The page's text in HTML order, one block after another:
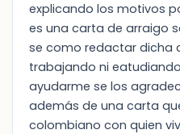
explicando los motivos
es una carta de arraigo
se como redactar dicha
trabajando ni
ayudarme se los
además de una carta
colombiano con quien